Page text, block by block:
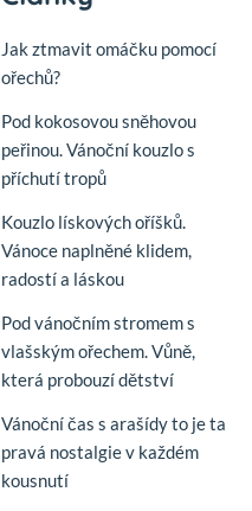
Jak ztmavit omáčku pomocí
ořechů?
Pod kokosovou sněhovou
peřinou. Vánoční kouzlo s
příchutí tropů
Kouzlo lískových oříšků.
Vánoce naplněné klidem,
radostí a láskou
Pod vánočním stromem s
vlašským ořechem. Vůně,
která probouzí dětství
Vánoční čas s arašídy to je ta
pravá nostalgie v každém
kousnutí